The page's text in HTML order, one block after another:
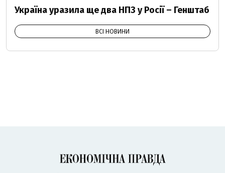
Україна уразила ще два НПЗ у Росії – Генштаб
ВСІ НОВИНИ